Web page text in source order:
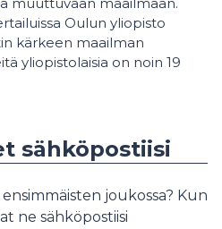
Oulun yliopisto
kärkeen maailman
yliopistolaisia on noin 19
sähköpostiisi
joukossa? Kun
ne sähköpostiisi